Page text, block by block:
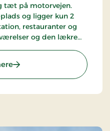
tæt på motorvejen.
og ligger kun 2
restauranter og
og den lækre
: Taastrup Park Hotel,